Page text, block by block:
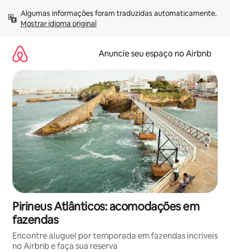
para
Mostrar idioma original
Anuncie seu espaço no Airbnb
Pirineus Atlânticos: acomodações em
fazendas
Encontre aluguel por temporada em fazendas incríveis
no Airbnb e faça sua reserva